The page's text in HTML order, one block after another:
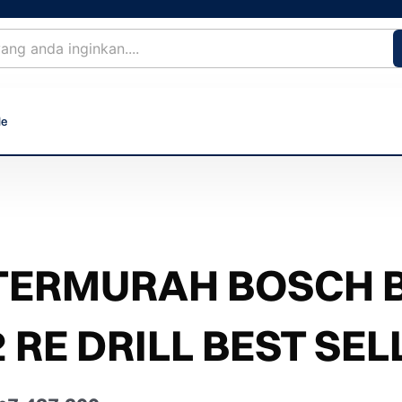
BOSCH
RE DRILL BEST